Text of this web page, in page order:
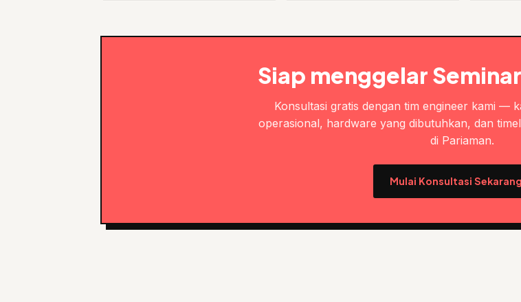
Siap menggelar
Konsultasi gratis dengan tim engineer kami —
operasional, hardware yang dibutuhkan, dan
di Pariaman.
Mulai Konsultasi